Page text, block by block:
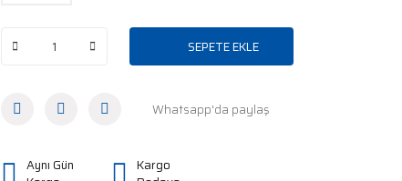
SEPETE EKLE
Whatsapp'da paylaş
Aynı Gün
Kargo